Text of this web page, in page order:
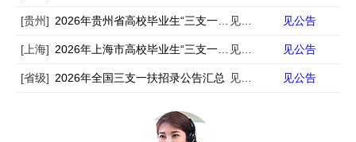
[贵州] 2026年贵州省高校毕业生“三支一扶” 计划招募公告 见公告 见公告
[上海] 2026年上海市高校毕业生“三支一扶”计划招募公告 见公告 见公告
[省级] 2026年全国三支一扶招录公告汇总 见公告 见公告